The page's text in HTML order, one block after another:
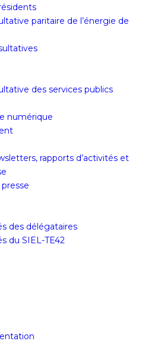
paritaire de l’énergie de
des services publics
numérique
rapports d’activités et
des délégataires
du SIEL-TE42